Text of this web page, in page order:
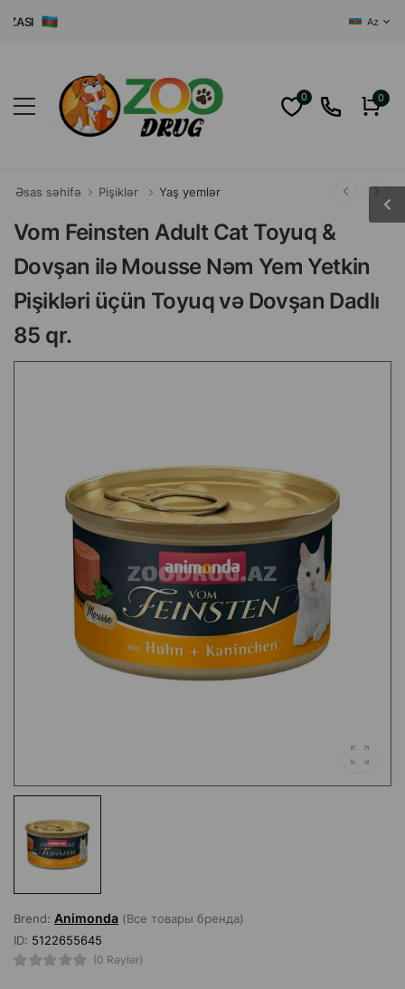
Az
0 0
Əsas səhifə Pişiklər Yaş yemlər
Vom Feinsten Adult Cat Toyuq &
Dovşan ilə Mousse Nəm Yem Yetkin
Pişikləri üçün Toyuq və Dovşan Dadlı
85 qr.
Brend: Animonda (Все товары бренда)
ID: 5122655645
(0 Rəylər)